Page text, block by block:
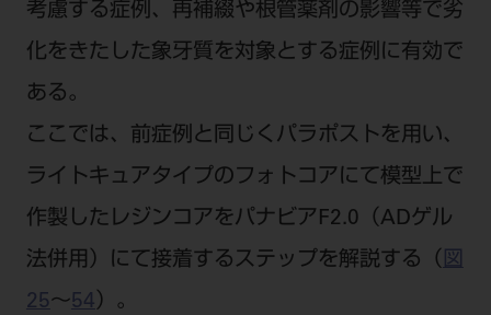
考慮する症例、再補綴や根管薬剤の影響等で劣
化をきたした象牙質を対象とする症例に有効で
ある。
ここでは、前症例と同じくパラポストを用い、
ライトキュアタイプのフォトコアにて模型上で
作製したレジンコアをパナビアF2.0（ADゲル
法併用）にて接着するステップを解説する（ 図
25～54）。